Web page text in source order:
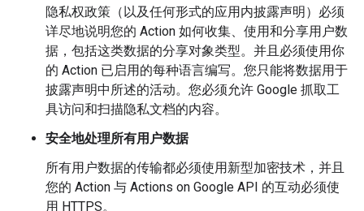
隐私权政策（以及任何形式的应用内披露声明）必须
详尽地说明您的 Action 如何收集、使用和分享用户数
据，包括这类数据的分享对象类型。并且必须使用你
的 Action 已启用的每种语言编写。您只能将数据用于
披露声明中所述的活动。您必须允许 Google 抓取工
具访问和扫描隐私文档的内容。
安全地处理所有用户数据
所有用户数据的传输都必须使用新型加密技术，并且
您的 Action 与 Actions on Google API 的互动必须使
用 HTTPS。